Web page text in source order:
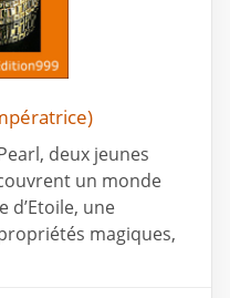
deux jeunes
un monde
d’Etoile, une
magiques,